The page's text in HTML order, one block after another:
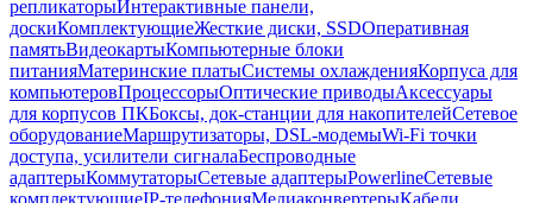
репликаторыИнтерактивные панели,
доскиКомплектующиеЖесткие диски, SSDОперативная
памятьВидеокартыКомпьютерные блоки
питанияМатеринские платыСистемы охлажденияКорпуса для
компьютеровПроцессорыОптические приводыАксессуары
для корпусов ПКБоксы, док-станции для накопителейСетевое
оборудованиеМаршрутизаторы, DSL-модемыWi-Fi точки
доступа, усилители сигналаБеспроводные
адаптерыКоммутаторыСетевые адаптерыPowerlineСетевые
комплектующиеIP-телефонияМедиаконвертерыКабели,